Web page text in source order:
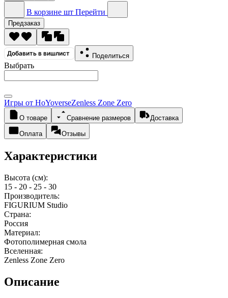
В корзине шт Перейти
Предзаказ
Добавить в вишлист Поделиться
Выбрать
Игры от HoYoverseZenless Zone Zero
О товаре Сравнение размеров Доставка
Оплата Отзывы
Характеристики
Высота (см):
15 - 20 - 25 - 30
Производитель:
FIGURIUM Studio
Страна:
Россия
Материал:
Фотополимерная смола
Вселенная:
Zenless Zone Zero
Описание